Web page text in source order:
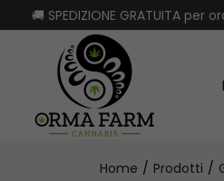
🚚 SPEDIZIONE GRATUITA per
Home Prodotti